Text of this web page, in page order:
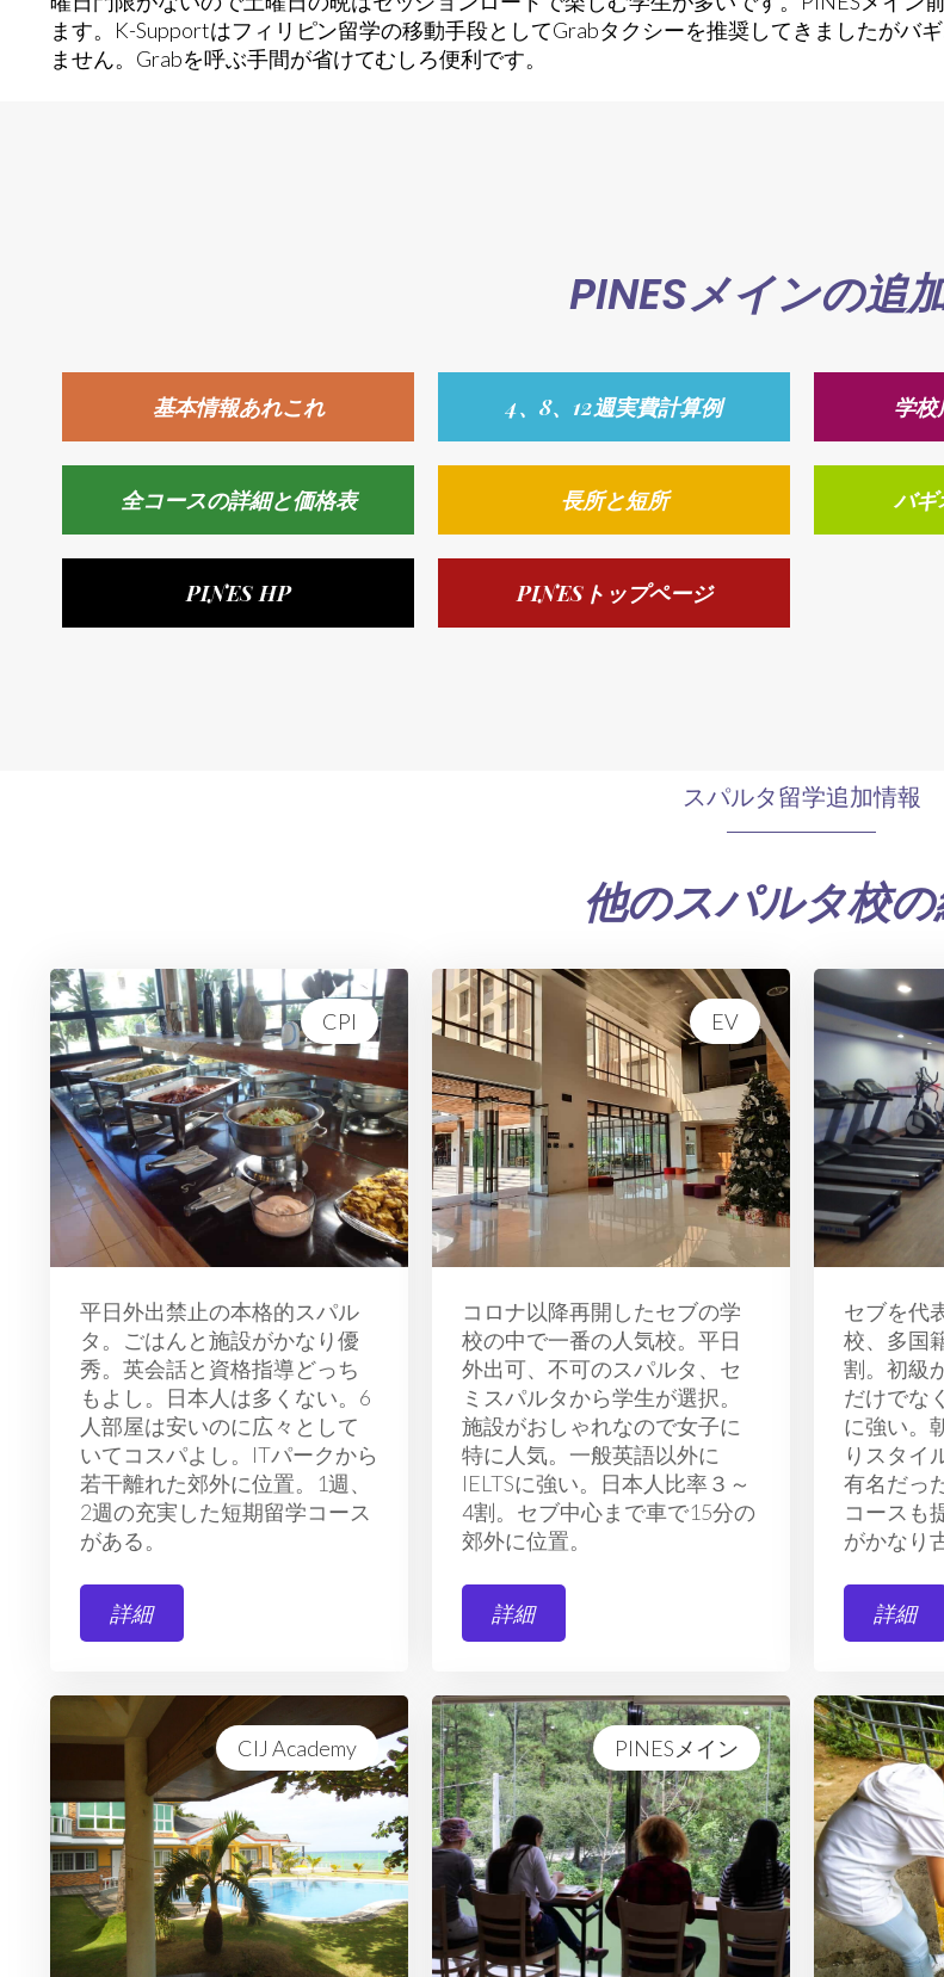
ます。K-Supportはフィリピン留学の移動手段としてGrabタクシーを推奨してきましたがバ
ません。Grabを呼ぶ手間が省けてむしろ便利です。
PINESメインの追
基本情報あれこれ
全コースの詳細と価格表
PINES HP
4、8、12週実費計算例
長所と短所
PINESトップページ
学校
バギ
スパルタ留学追加情報
他のスパルタ校
CPI
平日外出禁止の本格的スパル
タ。ごはんと施設がかなり優
秀。英会話と資格指導どっち
もよし。日本人は多くない。6
人部屋は安いのに広々として
いてコスパよし。ITパークから
若干離れた郊外に位置。1週、
2週の充実した短期留学コース
がある。
詳細
CIJ Academy
EV
コロナ以降再開したセブの学
校の中で一番の人気校。平日
外出可、不可のスパルタ、セ
ミスパルタから学生が選択。
施設がおしゃれなので女子に
特に人気。一般英語以外に
IELTSに強い。日本人比率３～
4割。セブ中心まで車で15分の
郊外に位置。
詳細
PINESメイン
セブを代
校、多国
割。初級
だけでな
に強い。
りスタイ
有名だっ
コースも
がかなり
詳細